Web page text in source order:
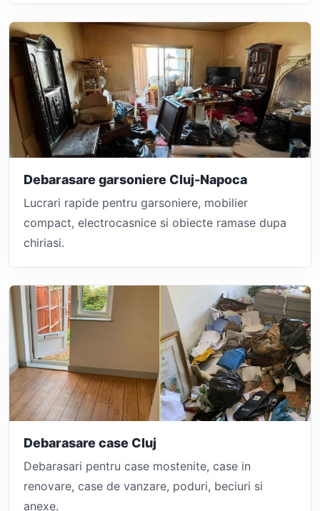
Debarasare garsoniere Cluj-Napoca
Lucrari rapide pentru garsoniere, mobilier
compact, electrocasnice si obiecte ramase dupa
chiriasi.
Debarasare case Cluj
Debarasari pentru case mostenite, case in
renovare, case de vanzare, poduri, beciuri si
anexe.